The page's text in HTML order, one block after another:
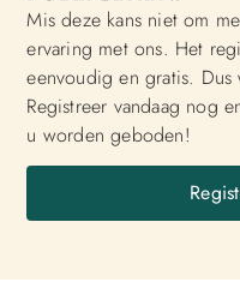
Mis deze kans niet om
ervaring met ons. Het
eenvoudig en gratis.
Registreer vandaag nog
u worden geboden!